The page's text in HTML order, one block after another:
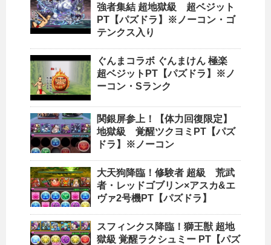
強者集結 超地獄級 超ベジット
PT【パズドラ】※ノーコン・ゴ
テンクス入り
ぐんまコラボ ぐんまけん 極楽
超ベジットPT【パズドラ】※ノ
ーコン・Sランク
関銀屏参上！【体力回復限定】
地獄級 覚醒ツクヨミPT【パズ
ドラ】※ノーコン
大天狗降臨！修験者 超級 荒武
者・レッドゴブリン×アスカ&エ
ヴァ2号機PT【パズドラ】
スフィンクス降臨！獅王獣 超地
獄級 覚醒ラクシュミー PT【パズ